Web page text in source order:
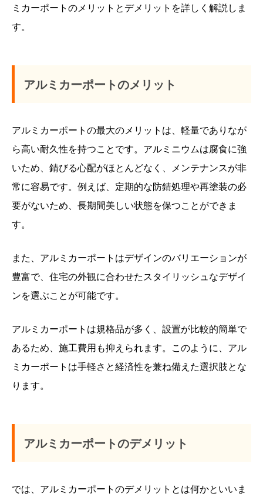
ミカーポートのメリットとデメリットを詳しく解説しま
す。
アルミカーポートのメリット
アルミカーポートの最大のメリットは、軽量でありなが
ら高い耐久性を持つことです。アルミニウムは腐食に強
いため、錆びる心配がほとんどなく、メンテナンスが非
常に容易です。例えば、定期的な防錆処理や再塗装の必
要がないため、長期間美しい状態を保つことができま
す。
また、アルミカーポートはデザインのバリエーションが
豊富で、住宅の外観に合わせたスタイリッシュなデザイ
ンを選ぶことが可能です。
アルミカーポートは規格品が多く、設置が比較的簡単で
あるため、施工費用も抑えられます。このように、アル
ミカーポートは手軽さと経済性を兼ね備えた選択肢とな
ります。
アルミカーポートのデメリット
では、アルミカーポートのデメリットとは何かといいま